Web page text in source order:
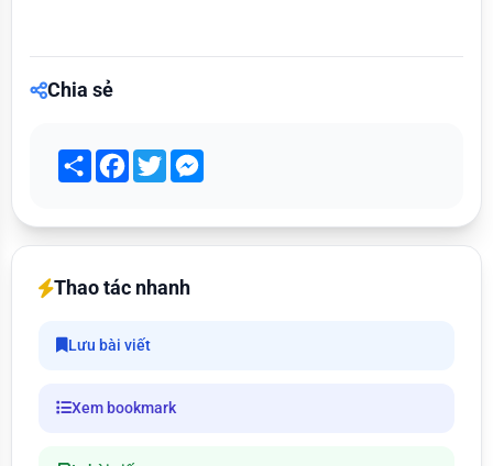
Chia sẻ
Share Facebook
Twitter
Thao tác nhanh
Lưu bài viết
Xem bookmark